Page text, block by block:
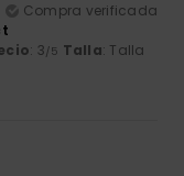
Compra verificada
: 3/5 Talla: Talla